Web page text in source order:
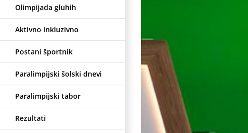
Olimpijada gluhih
Aktivno inkluzivno
Postani športnik
Paralimpijski šolski dnevi
Paralimpijski tabor
Rezultati